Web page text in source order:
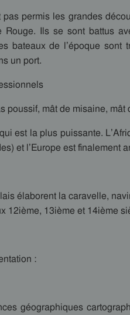
permis les grandes
Rouge. Ils se sont battus
bateaux de l’époque sont
un port.
poussif, mât de misaine, mât
est la plus puissante.
et l’Europe est finalement
élaborent la caravelle,
12ième, 13ième et 14ième
: